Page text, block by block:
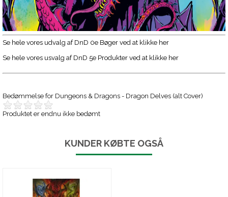
Se hele vores udvalg af DnD 0e Bøger ved at klikke her
Se hele vores usvalg af DnD 5e Produkter ved at klikke her
Bedømmelse for Dungeons & Dragons - Dragon Delves (alt Cover)
Produktet er endnu ikke bedømt
KUNDER KØBTE OGSÅ